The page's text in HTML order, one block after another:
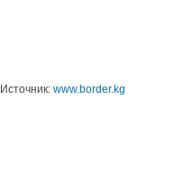
Источник: www.border.kg